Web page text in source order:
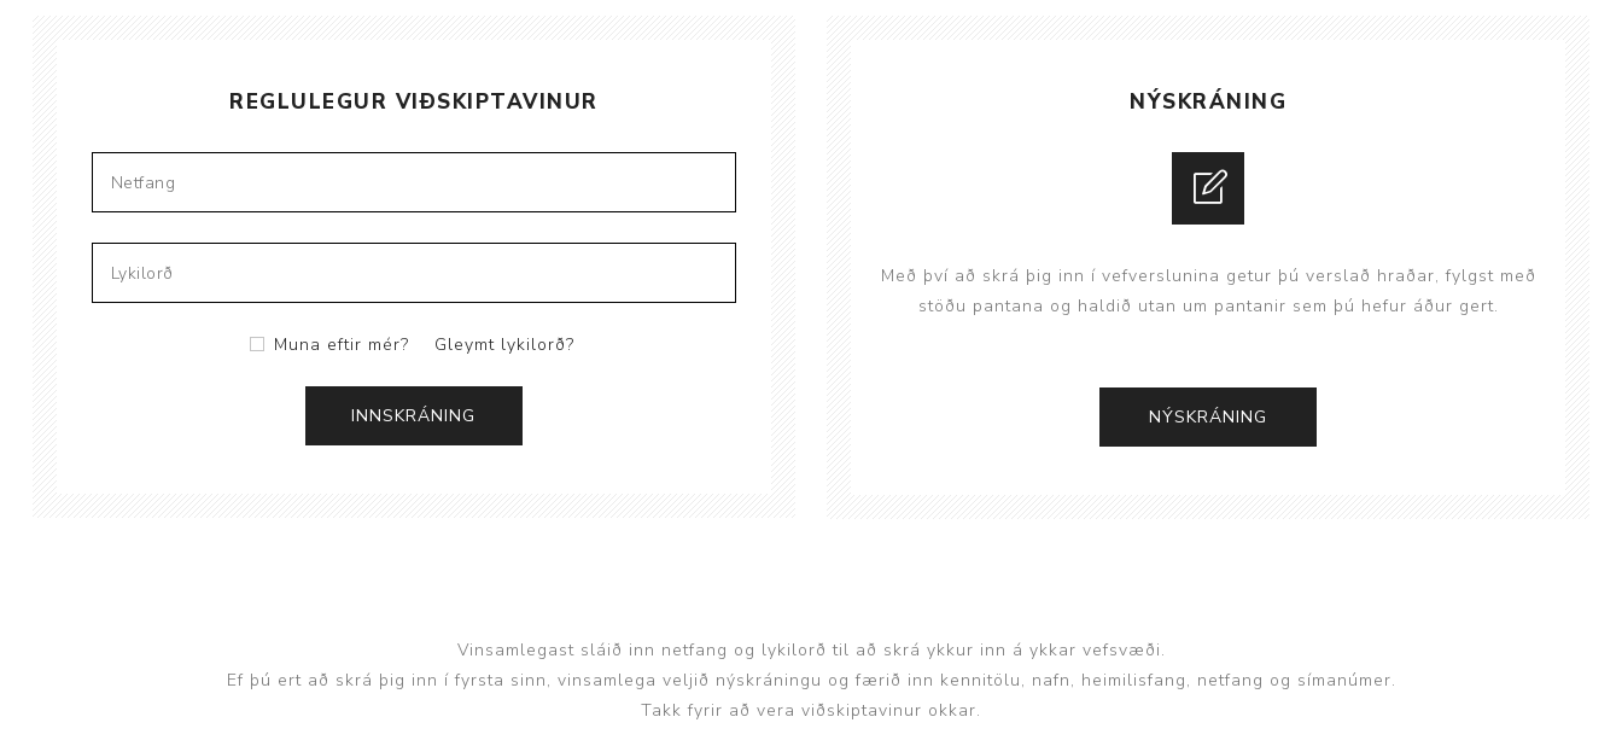
Brjóstaaðgerðir
Aukabúnaður
Innréttingar, vagnar og
borð
Rekstrarvörur
Skoðunar- og
Þrýstingsvafningar
REGLULEGUR VIÐSKIPTAVINUR
Muna eftir mér? Gleymt lykilorð?
NÝSKRÁNING
Með því að skrá þig inn í vefverslunina getur þú verslað hraðar, fylgst með
stöðu pantana og haldið utan um pantanir sem þú hefur áður gert.
Vinsamlegast sláið inn netfang og lykilorð til að skrá ykkur inn á ykkar vefsvæði.
Ef þú ert að skrá þig inn í fyrsta sinn, vinsamlega veljið nýskráningu og færið inn kennitölu, nafn, heimilisfang, netfang og símanúmer.
Takk fyrir að vera viðskiptavinur okkar.